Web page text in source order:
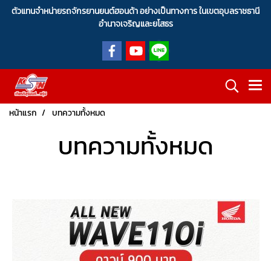
ตัวแทนจำหน่ายรถจักรยานยนต์ฮอนด้า อย่างเป็นทางการ ในเขตอุบลราชธานี
อำนาจเจริญและยโสธร
หน้าแรก บทความทั้งหมด
บทความทั้งหมด